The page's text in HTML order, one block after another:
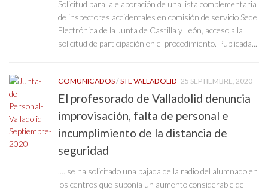
Solicitud para la elaboración de una lista complementaria
de inspectores accidentales en comisión de servicio Sede
Electrónica de la Junta de Castilla y León, acceso a la
solicitud de participación en el procedimiento. Publicada...
COMUNICADOS/STE VALLADOLID 25 SEPTIEMBRE, 2020
El profesorado de Valladolid denuncia
improvisación, falta de personal e
incumplimiento de la distancia de
seguridad
.... se ha solicitado una bajada de la radio del alumnado en
los centros que suponía un aumento considerable de